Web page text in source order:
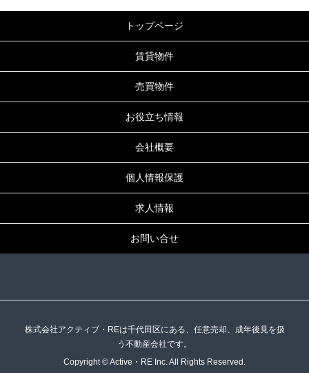
トップページ
賃貸物件
売買物件
お役立ち情報
会社概要
個人情報保護
求人情報
お問い合せ
株式会社アクティブ・REは千代田区にある、任意売却、成年後見を扱
う不動産会社です。
Copyright © Active・RE Inc. All Rights Reserved.